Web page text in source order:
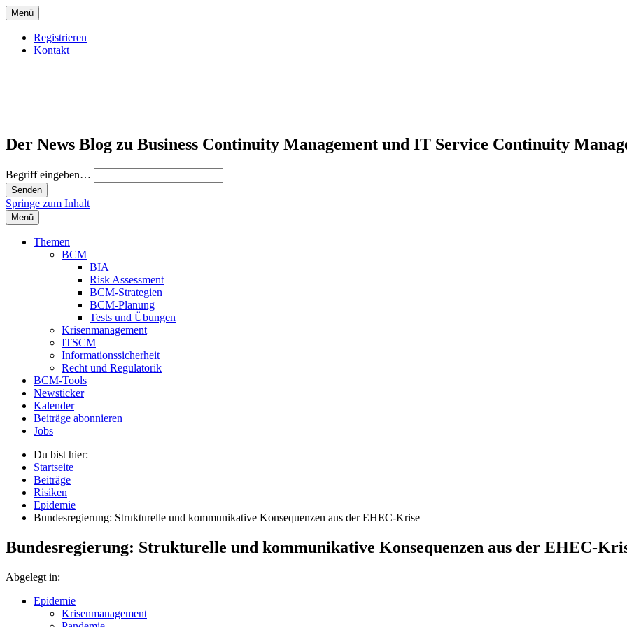
Menü
Registrieren
Kontakt
Der News Blog zu Business Continuity Management und IT Service Continuity
Begriff eingeben…
Springe zum Inhalt
Menü
Themen
BCM
BIA
Risk Assessment
BCM-Strategien
BCM-Planung
Tests und Übungen
Krisenmanagement
ITSCM
Informationssicherheit
Recht und Regulatorik
BCM-Tools
Newsticker
Kalender
Beiträge abonnieren
Jobs
Du bist hier:
Startseite
Beiträge
Risiken
Epidemie
Bundesregierung: Strukturelle und kommunikative Konsequenzen aus der EHEC-Krise
Bundesregierung: Strukturelle und kommunikative Konsequenzen aus der EHEC-
Abgelegt in:
Epidemie
Krisenmanagement